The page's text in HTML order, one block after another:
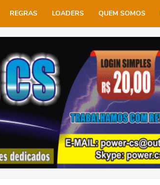
REGRAS LOADERS QUEM SOMOS